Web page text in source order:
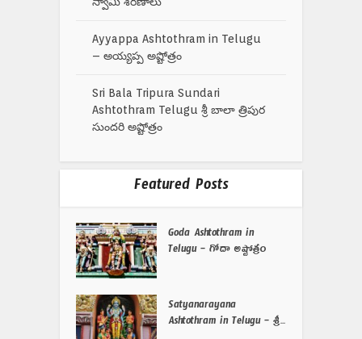
Ayyappa Ashtothram in Telugu
– అయ్యప్ప అష్టోత్రం
Sri Bala Tripura Sundari
Ashtothram Telugu శ్రీ బాలా త్రిపుర
సుందరి అష్టోత్రం
Featured Posts
Goda Ashtothram in
Telugu – గోదా అష్టోత్రం
Satyanarayana
Ashtothram in Telugu – శ్రీ...